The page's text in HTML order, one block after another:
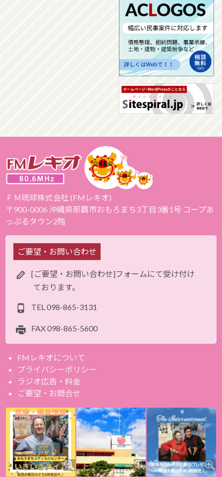
ＦＭ琉球株式会社 (FMレキオ)
〒900-0006 沖縄県那覇市おもろまち3丁目3番1号 コープあ
っぷるタウン2階
ご要望・お問い合わせ
[ご要望・お問い合わせ]フォームにて受け付け
ております。
TEL 098-865-3131
FAX098-865-5600
FMレキオについて
プライバシーポリシー
ラジオ広告・料金
ご要望・お問合せ